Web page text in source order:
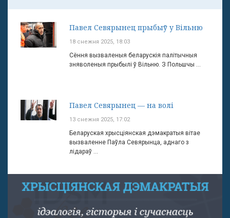
Павел Севярынец прыбыў у Вільню
18 снежня 2025, 18:03
Сёння вызваленыя беларускія палітычныя
зняволеныя прыбылі ў Вільню. З Польшчы ...
Павел Севярынец — на волі
13 снежня 2025, 17:02
Беларуская хрысціянская дэмакратыя вітае
вызваленне Паўла Севярынца, аднаго з
лідараў ...